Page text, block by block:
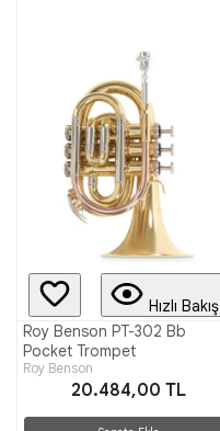
Hızlı Bakış
Roy Benson PT-302 Bb
Pocket Trompet
Roy Benson
20.484,00 TL